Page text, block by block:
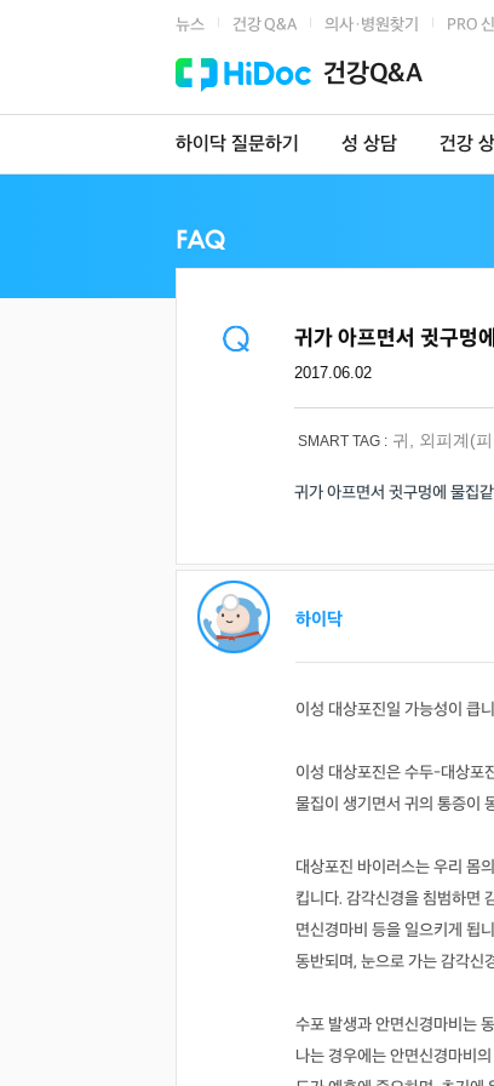
뉴스 건강 Q&A 의사·병원찾기 PRO
건강Q&A
하이닥 질문하기 성 상담 건강
귀가 아프면서 귓구멍
2017.06.02
SMART TAG : 귀 외피계(
귀가 아프면서 귓구멍에 물집
하이닥
이성 대상포진일 가능성이 큽
이성 대상포진은 수두-대상포
물집이 생기면서 귀의 통증이
대상포진 바이러스는 우리 몸
킵니다. 감각신경을 침범하면
면신경마비 등을 일으키게 됩
동반되며, 눈으로 가는 감각신
수포 발생과 안면신경마비는
나는 경우에는 안면신경마비